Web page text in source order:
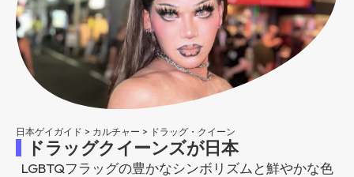
日本ゲイガイド > カルチャー > ドラッグ・クイーン
ドラッグクイーンズが日本
LGBTQフラッグの豊かなシンボリズムと鮮やかな色